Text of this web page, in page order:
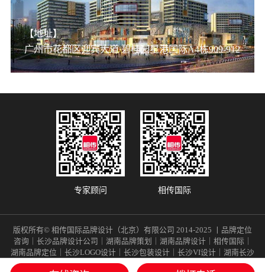
【地址】
广州市花都区迎宾大道 碧桂园星港国际A4栋909-912
专家顾问 相传国际
版权所有© 相传国际品牌设计（北京）有限公司 2014-2025 丨品牌定位
咨询｜长沙品牌设计公司｜湖南品牌策划｜湖南品牌设计｜相传国际｜
湖南品牌定位｜长沙LOGO设计｜长沙包装设计｜长沙VI设计｜湖南长沙
品牌全案｜湖南品牌战略｜湖南长沙战略定位｜ 保留一切法律许可权利